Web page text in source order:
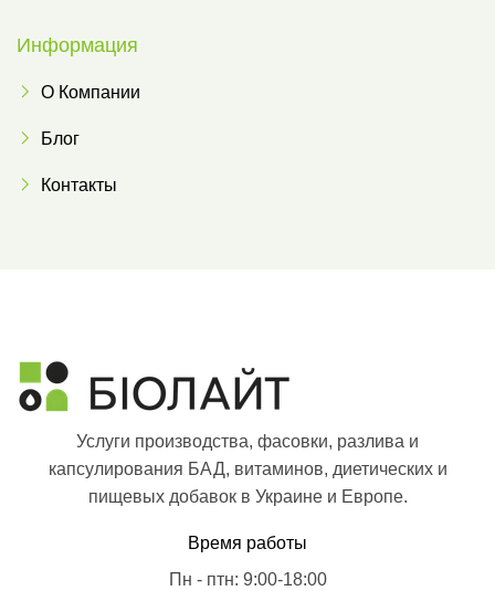
Информация
О Компании
Блог
Контакты
Услуги производства, фасовки, разлива и
капсулирования БАД, витаминов, диетических и
пищевых добавок в Украине и Европе.
Время работы
Пн - птн: 9:00-18:00